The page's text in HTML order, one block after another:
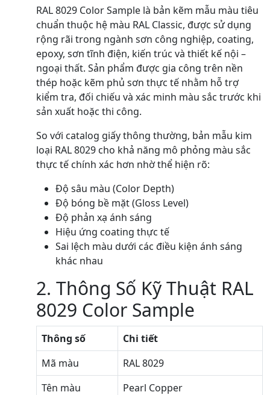
RAL 8029 Color Sample là bản kẽm mẫu màu tiêu
chuẩn thuộc hệ màu RAL Classic, được sử dụng
rộng rãi trong ngành sơn công nghiệp, coating,
epoxy, sơn tĩnh điện, kiến trúc và thiết kế nội –
ngoại thất. Sản phẩm được gia công trên nền
thép hoặc kẽm phủ sơn thực tế nhằm hỗ trợ
kiểm tra, đối chiếu và xác minh màu sắc trước khi
sản xuất hoặc thi công.
So với catalog giấy thông thường, bản mẫu kim
loại RAL 8029 cho khả năng mô phỏng màu sắc
thực tế chính xác hơn nhờ thể hiện rõ:
Độ sâu màu (Color Depth)
Độ bóng bề mặt (Gloss Level)
Độ phản xạ ánh sáng
Hiệu ứng coating thực tế
Sai lệch màu dưới các điều kiện ánh sáng
khác nhau
2. Thông Số Kỹ Thuật RAL
8029 Color Sample
Thông số
Chi tiết
Mã màu
RAL 8029
Tên màu
Pearl Copper